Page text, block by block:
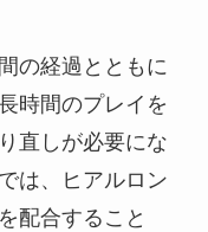
の経過とともに
時間のプレイを
直しが必要にな
は、ヒアルロン
配合すること